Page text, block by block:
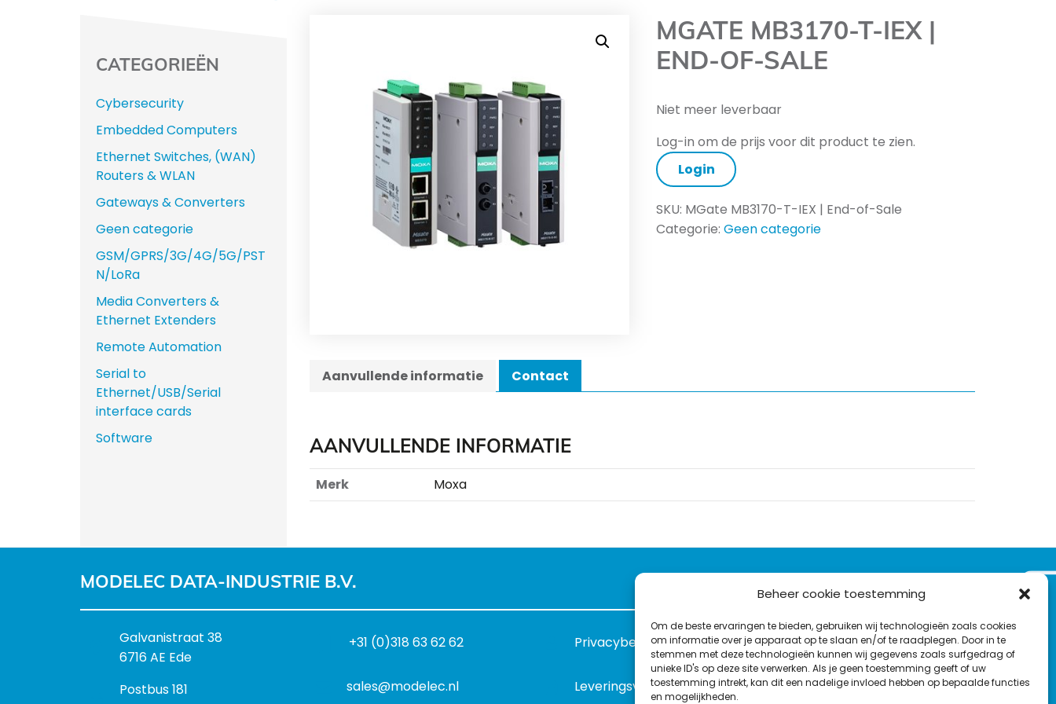
Beheer cookie toestemming
Om de beste ervaringen te bieden, gebruiken wij technologieën zoals cookies
om informatie over je apparaat op te slaan en/of te raadplegen. Door in te
stemmen met deze technologieën kunnen wij gegevens zoals surfgedrag of
unieke ID's op deze site verwerken. Als je geen toestemming geeft of uw
toestemming intrekt, kan dit een nadelige invloed hebben op bepaalde functies
en mogelijkheden.
MGATE MB3170-T-IEX |
END-OF-SALE
Niet meer leverbaar
Log-in om de prijs voor dit product te zien.
Login
SKU: MGate MB3170-T-IEX | End-of-Sale
Categorie:Geen categorie
Aanvullende informatie Contact
AANVULLENDE INFORMATIE
Merk Moxa
CATEGORIEËN
Cybersecurity
Embedded Computers
Ethernet Switches, (WAN)
Routers & WLAN
Gateways & Converters
Geen categorie
GSM/GPRS/3G/4G/5G/PST
N/LoRa
Media Converters &
Ethernet Extenders
Remote Automation
Serial to
Ethernet/USB/Serial
interface cards
Software
MODELEC DATA-INDUSTRIE B.V.
B
e
o
Galvanistraat 38
6716 AE Ede
P
Postbus 181
+31 (0)318 63 62 62
sales@modelec.nl
Privacybeleid
Leveringsvoorwaarden
VOLG ONS OP:
L
i
nT
w
F
a
c
Y
o
u
C
o
n